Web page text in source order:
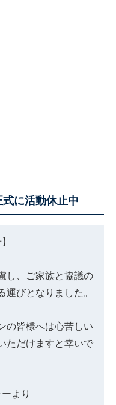
に活動休止中
し、ご家族と協議の
運びとなりました。
の皆様へは心苦しい
ただけますと幸いで
より